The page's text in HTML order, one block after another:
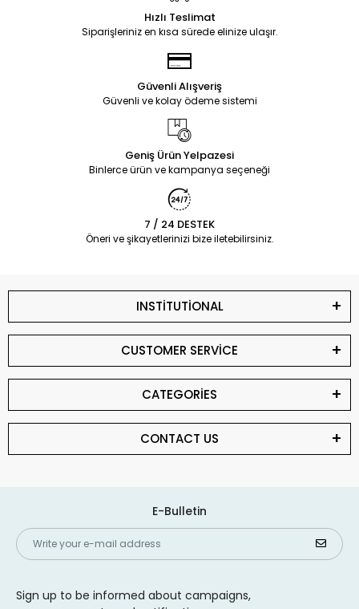
Hızlı Teslimat
Siparişleriniz en kısa sürede elinize ulaşır.
Güvenli Alışveriş
Güvenli ve kolay ödeme sistemi
Geniş Ürün Yelpazesi
Binlerce ürün ve kampanya seçeneği
7 / 24 DESTEK
Öneri ve şikayetlerinizi bize iletebilirsiniz.
INSTİTUTİONAL
CUSTOMER SERVİCE
CATEGORİES
CONTACT US
E-Bulletin
Sign up to be informed about campaigns,